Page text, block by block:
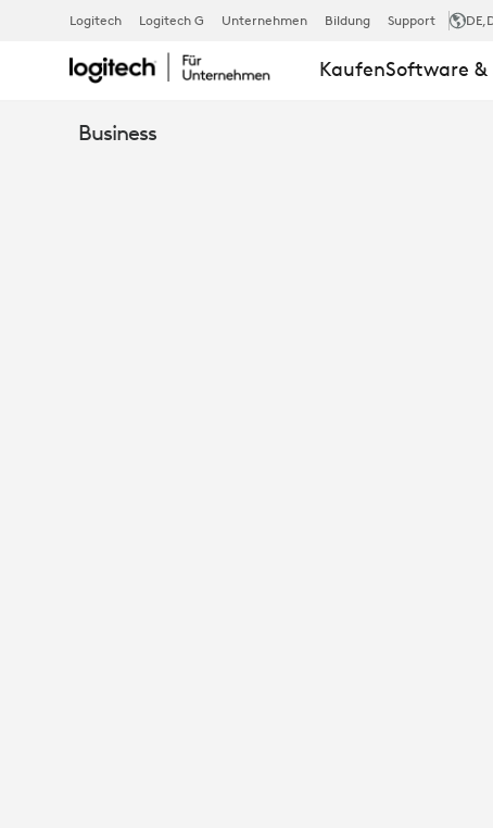
LOGITECH
Logitech Logitech G Unternehmen Bildung Support DE
KaufenSoftware &
Business